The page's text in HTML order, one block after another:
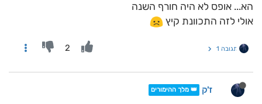
הא... אופס לא היה חורף השנה
אולי לזה התכוונת קיץ
תגובה 1 2
ז'ק 👑 מלך ההימורים